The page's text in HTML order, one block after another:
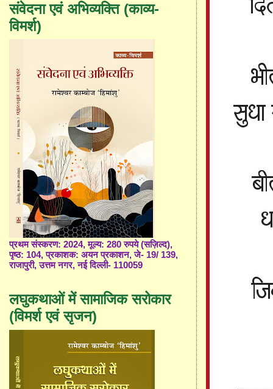
संवेदना एवं अभिव्यक्ति (काव्य-
विमर्श)
प्रथम संस्करण: 2024, मूल्य: 280 रुपये (सज़िल्द),
पृष्ठ: 104, प्रकाशक: अयन प्रकाशन, जे- 19/ 139,
राजापुरी, उत्तम नगर, नई दिल्ली- 110059
लघुकथाओं में सामाजिक सरोकार
(विमर्श एवं सृजन)